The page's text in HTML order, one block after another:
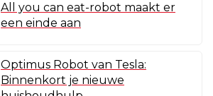
All you can eat-robot maakt er
een einde aan
Optimus Robot van Tesla:
Binnenkort je nieuwe